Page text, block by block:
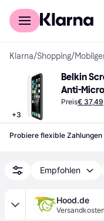
Für Shopper
Klarna/Shopping/
+3
Belkin
Anti-
iPhone X/
Preis€ 37,49
Probiere flexible Zahlungen
Empfohlen
Hood.de